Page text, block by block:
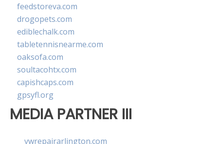
feedstoreva.com
drogopets.com
ediblechalk.com
tabletennisnearme.com
oaksofa.com
soultacohtx.com
capishcaps.com
gpsyfl.org
MEDIA PARTNER III
vwrepairarlington.com